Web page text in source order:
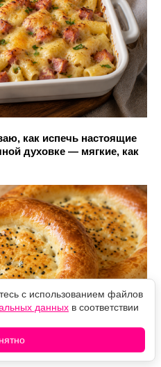
как испечь настоящие
духовке — мягкие, как
с использованием файлов
данных в соответствии